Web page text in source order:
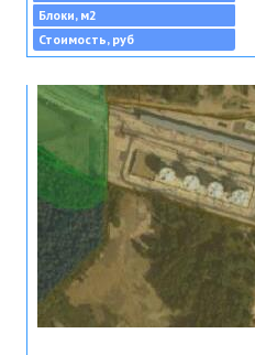
Блоки, м2
Стоимость, руб